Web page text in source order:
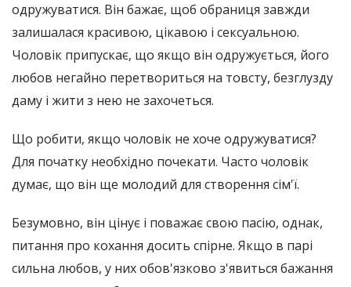
одружуватися. Він бажає, щоб обраниця завжди
залишалася красивою, цікавою і сексуальною.
Чоловік припускає, що якщо він одружується, його
любов негайно перетвориться на товсту, безглузду
даму і жити з нею не захочеться.
Що робити, якщо чоловік не хоче одружуватися?
Для початку необхідно почекати. Часто чоловік
думає, що він ще молодий для створення сім'ї.
Безумовно, він цінує і поважає свою пасію, однак,
питання про кохання досить спірне. Якщо в парі
сильна любов, у них обов'язково з'явиться бажання